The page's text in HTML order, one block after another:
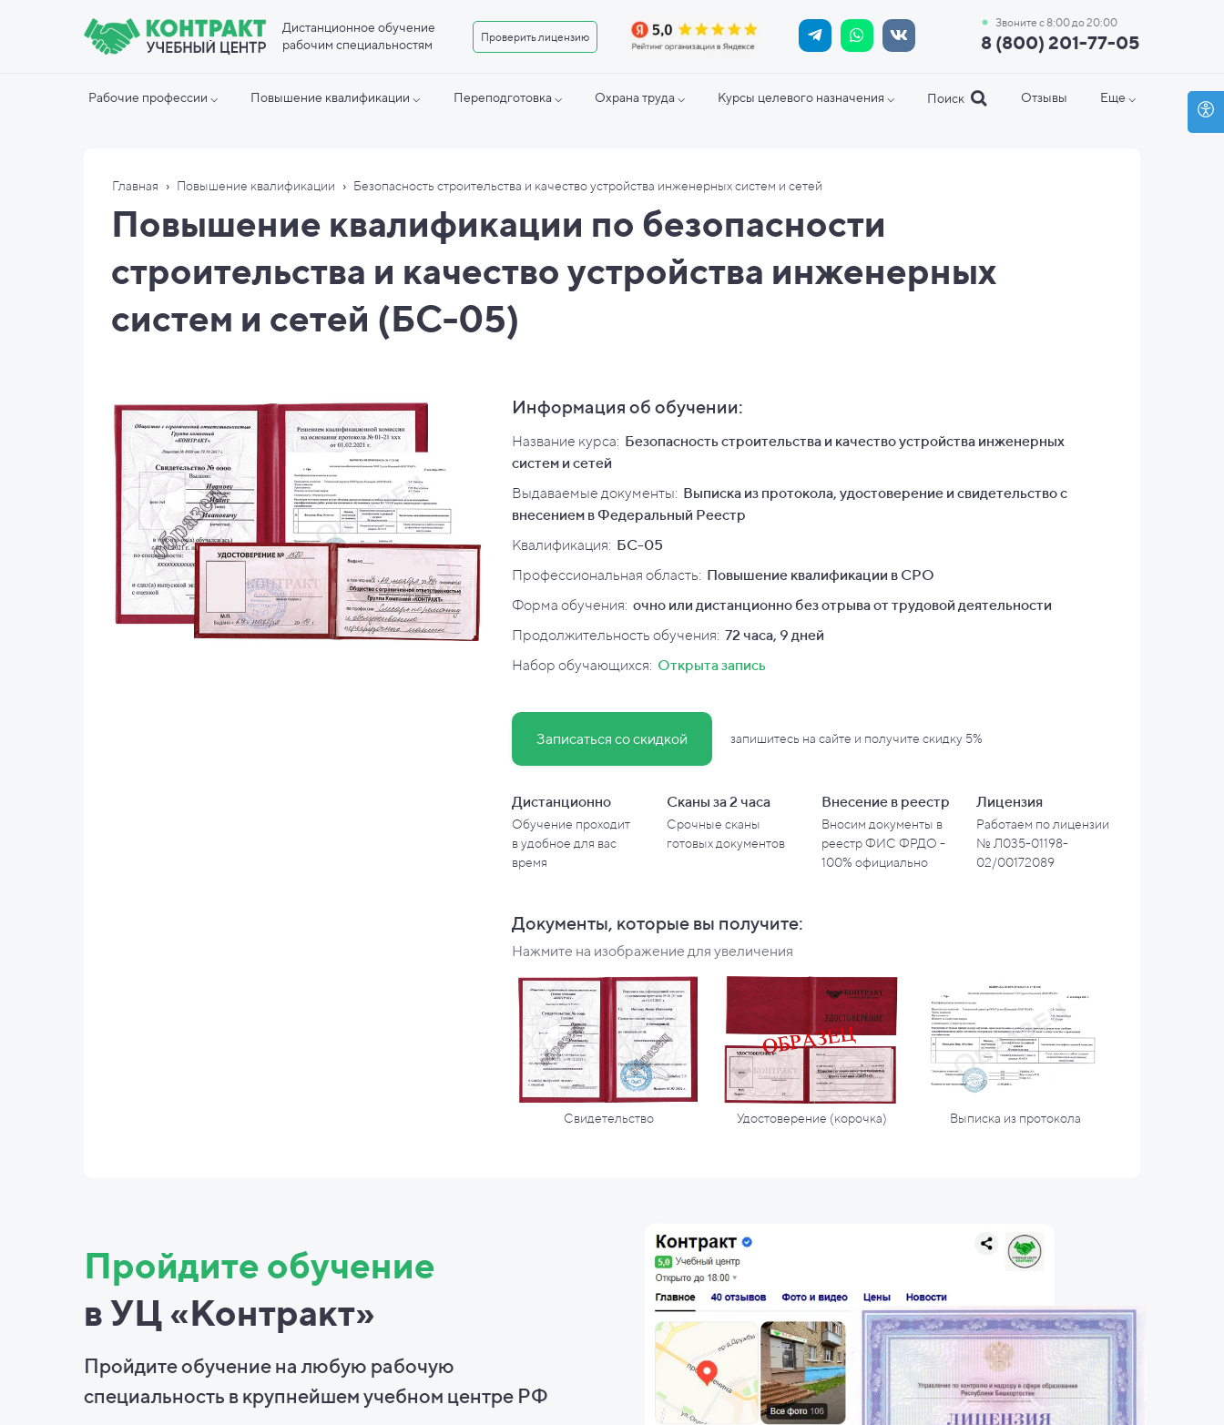
8 (800) 201-77-05
Проверить лицензию
Звоните с 8:00 до 20:00
Дистанционное обучение
рабочим специальностям
Рабочие профессии ⌵ Повышение квалификации ⌵ Переподготовка ⌵ Охрана труда ⌵ Курсы целевого назначения ⌵ Поиск Отзывы Еще ⌵
Главная › Повышение квалификации › Безопасность строительства и качество устройства инженерных систем и сетей
Повышение квалификации по безопасности
строительства и качество устройства инженерных
систем и сетей (БС-05)
Информация об обучении:
Название курса: Безопасность строительства и качество устройства инженерных
систем и сетей
Выдаваемые документы: Выписка из протокола, удостоверение и свидетельство с
внесением в Федеральный Реестр
Квалификация: БС-05
Профессиональная область: Повышение квалификации в СРО
Форма обучения: очно или дистанционно без отрыва от трудовой деятельности
Продолжительность обучения: 72 часа, 9 дней
Набор обучающихся: Открыта запись
Записаться со скидкой запишитесь на сайте и получите скидку 5%
Дистанционно
Обучение проходит
вудобное для вас
время
Сканы за 2 часа
Срочные сканы
готовых документов
Внесение в реестр
Вносим документы в
реестр ФИС ФРДО -
100% официально
Лицензия
Работаем по лицензии
№ Л035-01198-
02/00172089
Документы, которые вы получите:
Нажмите на изображение для увеличения
Свидетельство Удостоверение (корочка) Выписка из протокола
Пройдите обучение
в УЦ «Контракт»
Пройдите обучение на любую рабочую
специальность вкрупнейшем учебном центре РФ